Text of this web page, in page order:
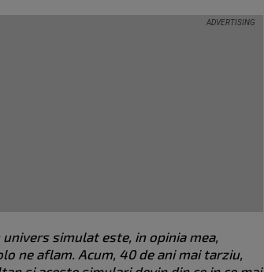
simulat este, in opinia mea,
ne aflam. Acum, 40 de ani mai tarziu,